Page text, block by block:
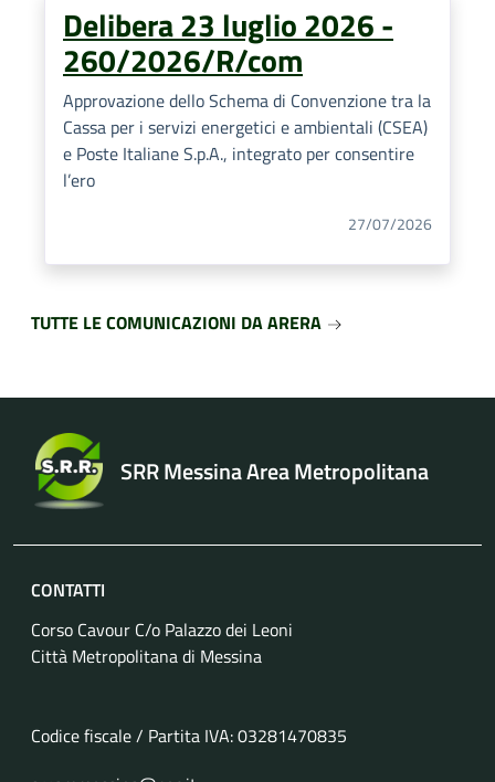
Delibera 23 luglio 2026 -
260/2026/R/com
Approvazione dello Schema di Convenzione tra la
Cassa per i servizi energetici e ambientali (CSEA)
e Poste Italiane S.p.A., integrato per consentire
l’ero
27/07/2026
TUTTE LE COMUNICAZIONI DA ARERA
SRR Messina Area Metropolitana
CONTATTI
Corso Cavour C/o Palazzo dei Leoni
Città Metropolitana di Messina
Codice fiscale / Partita IVA: 03281470835